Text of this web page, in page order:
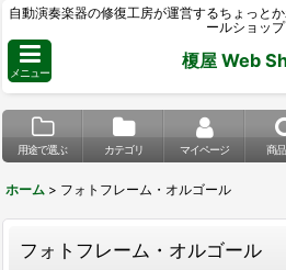
自動演奏楽器の修復工房が運営するちょっと
ールショップ
メニュー
榎屋 Web
用途で選ぶ カテゴリ マイページ 商
ホーム > フォトフレーム・オルゴール
フォトフレーム・オルゴール